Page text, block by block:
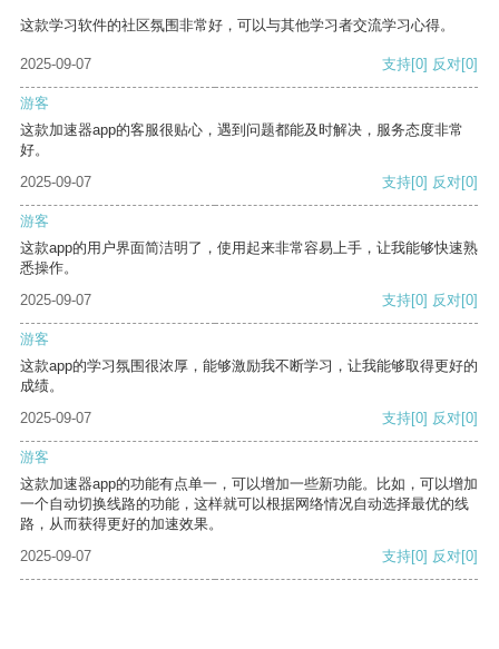
这款学习软件的社区氛围非常好，可以与其他学习者交流学习心得。
2025-09-07 支持[0] 反对[0]
游客
这款加速器app的客服很贴心，遇到问题都能及时解决，服务态度非常
好。
2025-09-07
支持[0] 反对[0]
游客
这款app的用户界面简洁明了，使用起来非常容易上手，让我能够快速熟
悉操作。
2025-09-07
支持[0] 反对[0]
游客
这款app的学习氛围很浓厚，能够激励我不断学习，让我能够取得更好的
成绩。
2025-09-07
支持[0] 反对[0]
游客
这款加速器app的功能有点单一，可以增加一些新功能。比如，可以增加
一个自动切换线路的功能，这样就可以根据网络情况自动选择最优的线
路，从而获得更好的加速效果。
2025-09-07
支持[0] 反对[0]